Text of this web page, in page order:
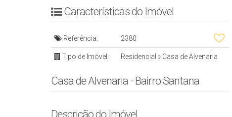
Características do Imóvel
Referência: 2380
Tipo de Imóvel: Residencial » Casa de Alvenaria
Casa de Alvenaria - Bairro Santana
Descrição do Imóvel